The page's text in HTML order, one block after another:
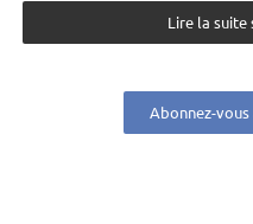
Lire la suite
Abonnez-